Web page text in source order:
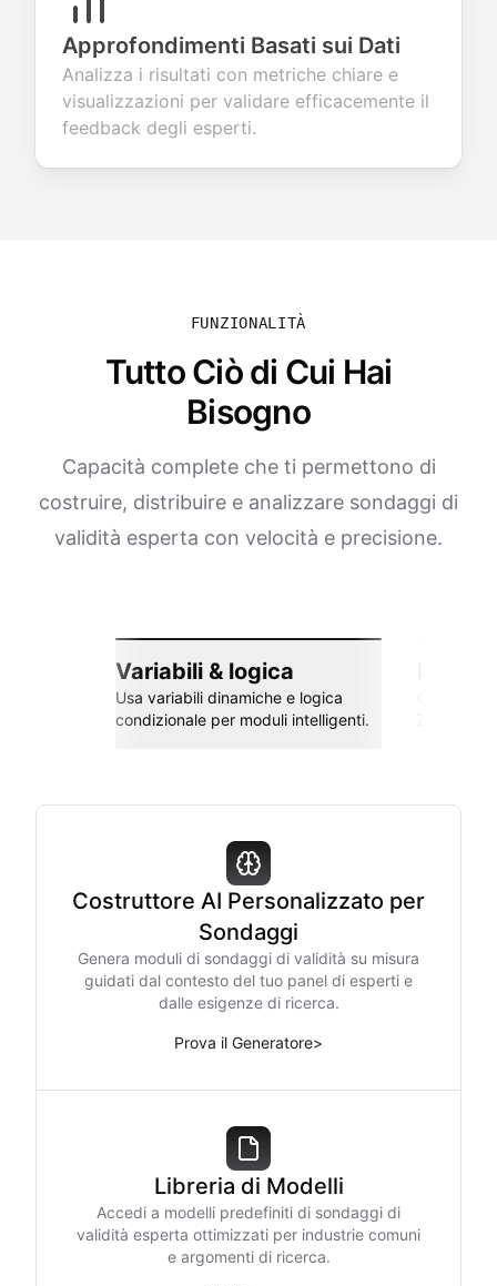
Approfondimenti Basati sui Dati
Analizza i risultati con metriche chiare e
visualizzazioni per validare efficacemente il
feedback degli esperti.
FUNZIONALITÀ
Tutto Ciò di Cui Hai
Bisogno
Capacità complete che ti permettono di
costruire, distribuire e analizzare sondaggi di
validità esperta con velocità e precisione.
Variabili & logica
Usa variabili dinamiche e logica
condizionale per moduli intelligenti.
Costruttore AI Personalizzato per
Sondaggi
Genera moduli di sondaggi di validità su misura
guidati dal contesto del tuo panel di esperti e
dalle esigenze di ricerca.
Prova il Generatore>
Libreria di Modelli
Accedi a modelli predefiniti di sondaggi di
validità esperta ottimizzati per industrie comuni
e argomenti di ricerca.